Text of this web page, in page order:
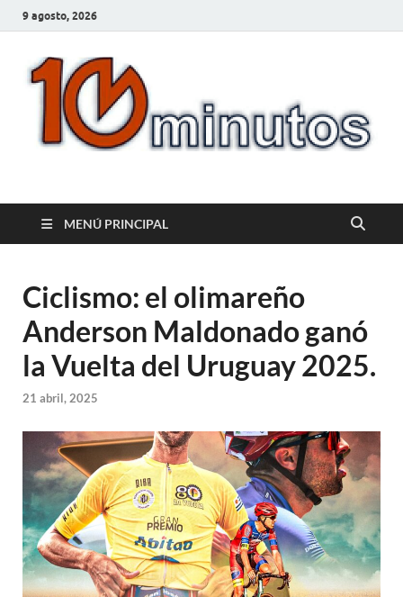
9 agosto, 2026
10minutos.com.uy
MENÚ PRINCIPAL
Ciclismo: el olimareño
Anderson Maldonado ganó
la Vuelta del Uruguay 2025.
21 abril, 2025